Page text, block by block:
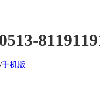
/手机版